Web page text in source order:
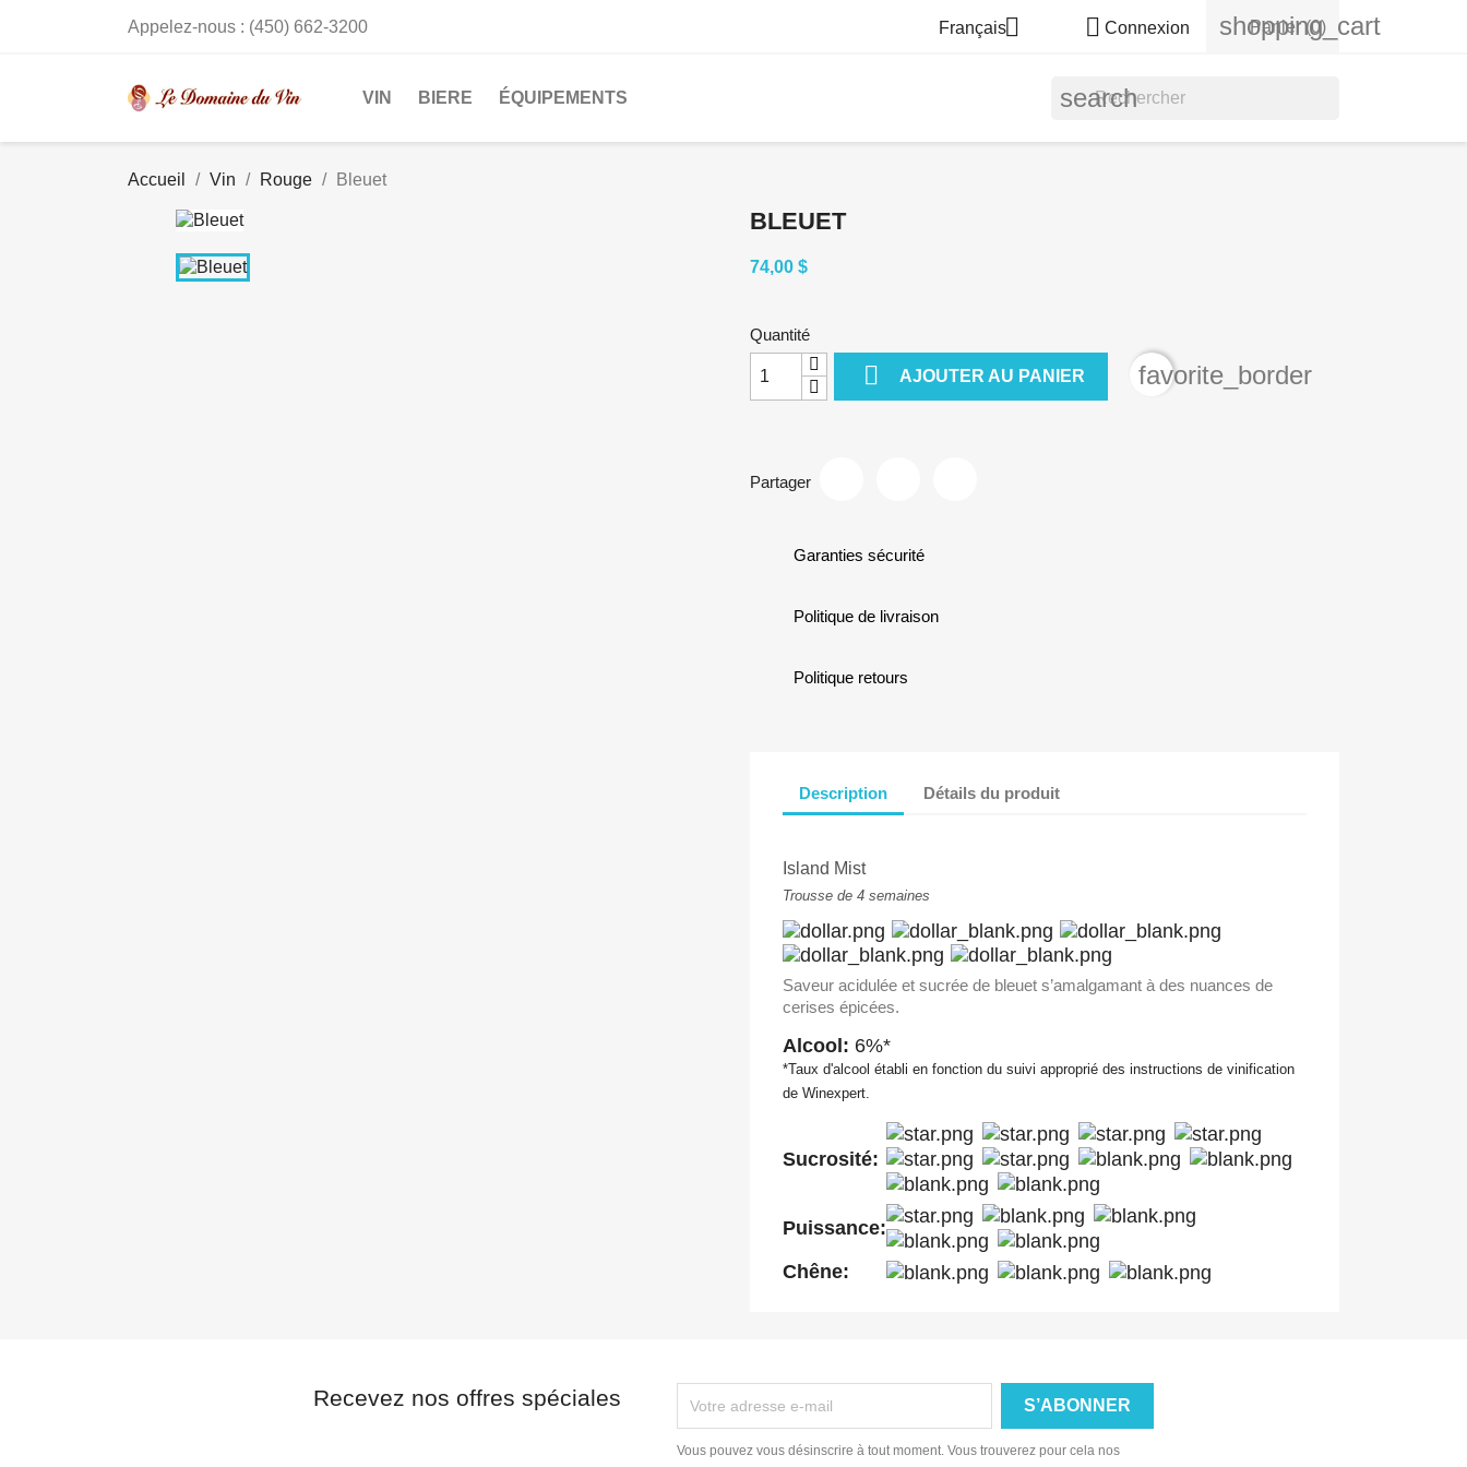
Appelez-nous : (450) 662-3200 Français  Connexion shopping_cart
Panier (0)
VIN BIERE ÉQUIPEMENTS search
Accueil Vin Rouge Bleuet
BLEUET
74,00 $
Quantité
 AJOUTER AU PANIER favorite_border
Partager
Garanties sécurité
Politique de livraison
Politique retours
Description Détails du produit
Island Mist
Trousse de 4 semaines
Saveur acidulée et sucrée de bleuet s’amalgamant à des nuances de
cerises épicées.
Alcool: 6%*
*Taux d'alcool établi en fonction du suivi approprié des instructions de vinification
de Winexpert.
Sucrosité:
Puissance:
Chêne:
Recevez nos offres spéciales
Vous pouvez vous désinscrire à tout moment. Vous trouverez pour cela nos